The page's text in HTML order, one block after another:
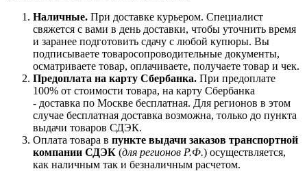
Наличные. При доставке курьером. Специалист
свяжется с вами в день доставки, чтобы уточнить время
и заранее подготовить сдачу с любой купюры. Вы
подписываете товаросопроводительные документы,
осматриваете товар, оплачиваете, получаете товар и чек.
Предоплата на карту Сбербанка. При предоплате
100% от стоимости товара, на карту Сбербанка
- доставка по Москве бесплатная. Для регионов в этом
случае бесплатная доставка возможна, только до пункта
выдачи товаров СДЭК.
Оплата товара в пункте выдачи заказов транспортной
компании СДЭК (для регионов Р.Ф.) осуществляется,
как наличным так и безналичным расчетом.